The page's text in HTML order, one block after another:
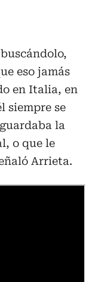
eso jamás
en Italia, en
siempre se
la
o que le
Arrieta.